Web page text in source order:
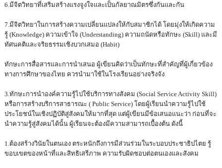
6.มีจิตวิทยาที่เสริมสร้างแรงจูงใจและเป็นกัลยาณมิตรซึ่งกันและกัน
7.มีจิตวิทยาในการสร้างความเปลี่ยนแปลงให้กับสมาชิกได้ โดยมุ่งให้เกิดความ
รู้ (Knowledge) ความเข้าใจ (Understanding) ความถนัดหรือทักษะ (Skill) และมี
ทัศนคติและจริยธรรมเชิงบวกเสมอ (Habit)
ทักษะการสื่อสารและการนำเสนอ ผู้เขียนคิดว่าเป็นทักษะที่สำคัญที่ผู้เกี่ยวข้อง
ทางการศึกษาของไทย ควรนำมาใช้ในโรงเรียนอย่างจริงจัง
3.ทักษะการนำองค์ความรู้ไปใช้บริการทางสังคม (Social Service Activity Skill)
หรือการสร้างบริการสาธารณะ ( Public Service) โดยผู้เรียนนำความรู้ไปใช้
ประโยชน์ในเชิงปฏิบัติสู่สังคมให้มากที่สุด แต่ผู้เขียนมีข้อเสนอแนะว่า ก่อนที่จะ
นำความรู้สู่สังคมได้นั้น ผู้เรียนจะต้องมีความสามารถเบื้องต้น ดังนี้
1.ต้องสร้างวินัยในตนเอง ตระหนักถึงการมีส่วนร่วมในระบอบประชาธิปไตย รู้
ขอบเขตของหน้าที่และสิทธิเสรีภาพ ความรับผิดชอบต่อตนเองและสังคม